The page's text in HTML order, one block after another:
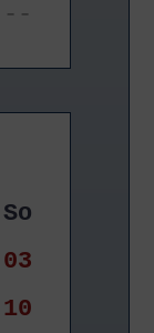
--
So
03
10